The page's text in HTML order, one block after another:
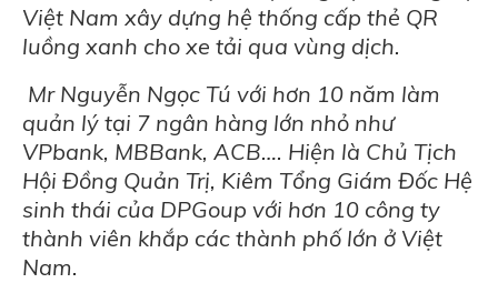
Việt Nam xây dựng hệ thống cấp thẻ QR
luồng xanh cho xe tải qua vùng dịch.
Mr Nguyễn Ngọc Tú với hơn 10 năm làm
quản lý tại 7 ngân hàng lớn nhỏ như
VPbank, MBBank, ACB…. Hiện là Chủ Tịch
Hội Đồng Quản Trị, Kiêm Tổng Giám Đốc Hệ
sinh thái của DPGoup với hơn 10 công ty
thành viên khắp các thành phố lớn ở Việt
Nam.